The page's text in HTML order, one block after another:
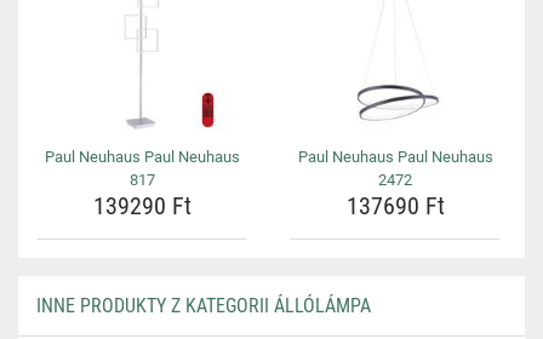
Paul Neuhaus Paul Neuhaus
817
139290 Ft
Paul Neuhaus Paul Neuhaus
2472
137690 Ft
INNE PRODUKTY Z KATEGORII ÁLLÓLÁMPA